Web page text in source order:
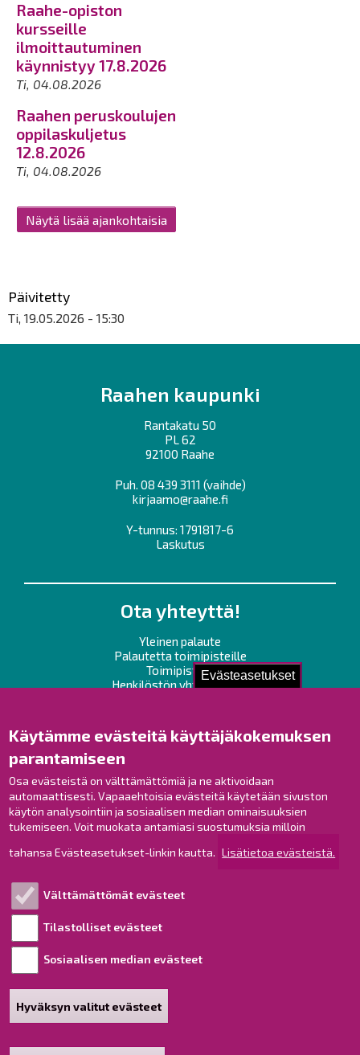
Evästeasetukset
Käytämme evästeitä käyttäjäkokemuksen
parantamiseen
Osa evästeistä on välttämättömiä ja ne aktivoidaan
automaattisesti. Vapaaehtoisia evästeitä käytetään sivuston
käytön analysointiin ja sosiaalisen median ominaisuuksien
tukemiseen. Voit muokata antamiasi suostumuksia milloin
tahansa Evästeasetukset-linkin kautta. Lisätietoa evästeistä.
Välttämättömät evästeet
Tilastolliset evästeet
Sosiaalisen median evästeet
Hyväksyn valitut evästeet
Raahe-opiston
kursseille
ilmoittautuminen
käynnistyy 17.8.2026
Ti, 04.08.2026
Raahen peruskoulujen
oppilaskuljetus
12.8.2026
Ti, 04.08.2026
Näytä lisää ajankohtaisia
Päivitetty
Ti, 19.05.2026 - 15:30
Raahen kaupunki
Rantakatu 50
PL 62
92100 Raahe
Puh. 08 439 3111 (vaihde)
kirjaamo@raahe.fi
Y-tunnus: 1791817-6
Laskutus
Ota yhteyttä!
Yleinen palaute
Palautetta toimipisteille
Toimipisteet
Henkilöstön yhteystiedot
Raahe Facebookissa
Raahe Instagramissa
Raahe LinkedInissä
Raahe YouTubessa
Viranhaltijapäätökset
Saavutettavuusseloste
Sivukartta